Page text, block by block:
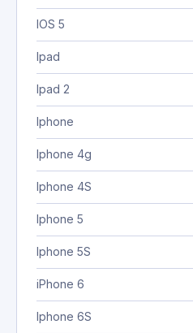
IOS 5
Ipad
Ipad 2
Iphone
Iphone 4g
Iphone 4S
Iphone 5
Iphone 5S
iPhone 6
Iphone 6S